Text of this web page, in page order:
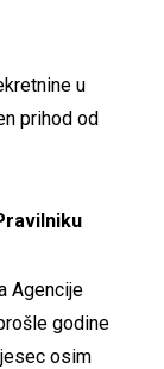
u
prihod od
Agencije
godine
osim